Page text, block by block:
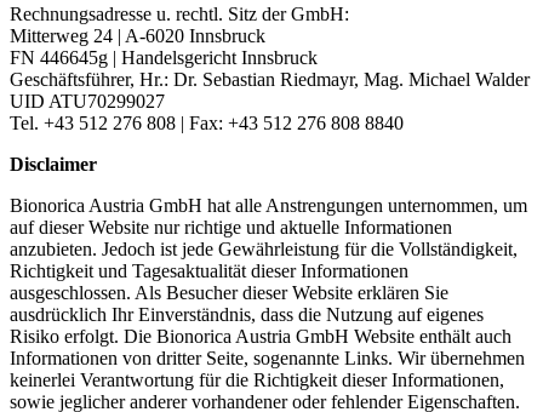
Rechnungsadresse u. rechtl. Sitz der GmbH:
Mitterweg 24 | A-6020 Innsbruck
FN 446645g | Handelsgericht Innsbruck
Geschäftsführer, Hr.: Dr. Sebastian Riedmayr, Mag. Michael Walder
UID ATU70299027
Tel. +43 512 276 808 | Fax: +43 512 276 808 8840
Disclaimer
Bionorica Austria GmbH hat alle Anstrengungen unternommen, um
auf dieser Website nur richtige und aktuelle Informationen
anzubieten. Jedoch ist jede Gewährleistung für die Vollständigkeit,
Richtigkeit und Tagesaktualität dieser Informationen
ausgeschlossen. Als Besucher dieser Website erklären Sie
ausdrücklich Ihr Einverständnis, dass die Nutzung auf eigenes
Risiko erfolgt. Die Bionorica Austria GmbH Website enthält auch
Informationen von dritter Seite, sogenannte Links. Wir übernehmen
keinerlei Verantwortung für die Richtigkeit dieser Informationen,
sowie jeglicher anderer vorhandener oder fehlender Eigenschaften.